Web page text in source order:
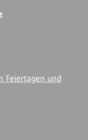
Feiertagen und